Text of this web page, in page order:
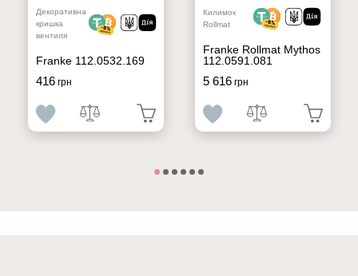
Декоративна
кришка
вентиля
Franke 112.0532.169
416грн
Килимок
Rollmat
Franke Rollmat Mythos
112.0591.081
5 616грн